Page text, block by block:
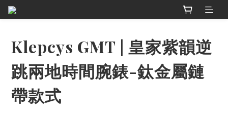
Klepcys GMT | 皇家紫韻逆
跳兩地時間腕錶-鈦金屬鏈
帶款式